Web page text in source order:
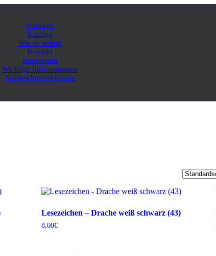
Startseite
Katalog
Wie es anfing
Kontakt
Impressum
Wichtige Informationen
Datenschutzerklärung
Lesezeichen – Drache weiß schwarz (43)
8,00€